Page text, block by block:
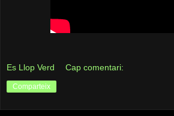
Es Llop Verd Cap comentari:
Comparteix